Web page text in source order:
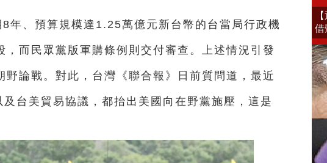
年、預算規模達1.25萬億元新台幣的台當局行政機
而民眾黨版軍購條例則交付審查。上述情況引發
野論戰。對此，台灣《聯合報》日前質問道，最近
及台美貿易協議，都抬出美國向在野黨施壓，這是
借